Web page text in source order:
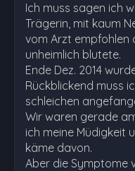
Ich muss sagen ich
Trägerin, mit kaum
vom Arzt empfohlen
unheimlich blutete.
Ende Dez. 2014
Rückblickend muss
schleichen
Wir waren gerade
ich meine Müdigkeit
käme davon.
Aber die Symptome